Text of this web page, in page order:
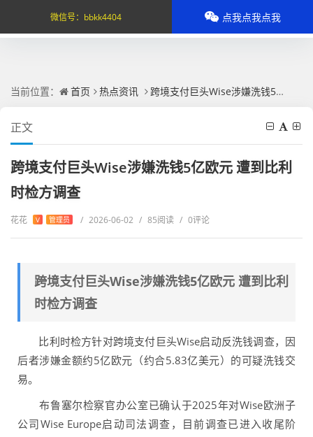
当前位置： 首页 热点资讯 跨境支付巨头Wise涉嫌洗钱5亿欧元 遭到比利时检方调查
正文
跨境支付巨头Wise涉嫌洗钱5亿欧元 遭到比利
时检方调查
花花 V 管理员 / 2026-06-02 / 85阅读 / 0评论
跨境支付巨头Wise涉嫌洗钱5亿欧元 遭到比利
时检方调查
比利时检方针对跨境支付巨头Wise启动反洗钱调查，因
后者涉嫌金额约5亿欧元（约合5.83亿美元）的可疑洗钱交
易。
布鲁塞尔检察官办公室已确认于2025年对Wise欧洲子
公司Wise Europe启动司法调查，目前调查已进入收尾阶
微信号： bbkk4404 点我点我点我